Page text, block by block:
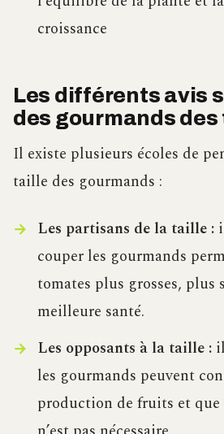
croissance
Les différents avis
des gourmands
Il existe plusieurs écoles de
taille des gourmands :
Les partisans de la taille :
couper les gourmands
tomates plus grosses, plus
meilleure santé.
Les opposants à la taille :
les gourmands peuvent
production de fruits et